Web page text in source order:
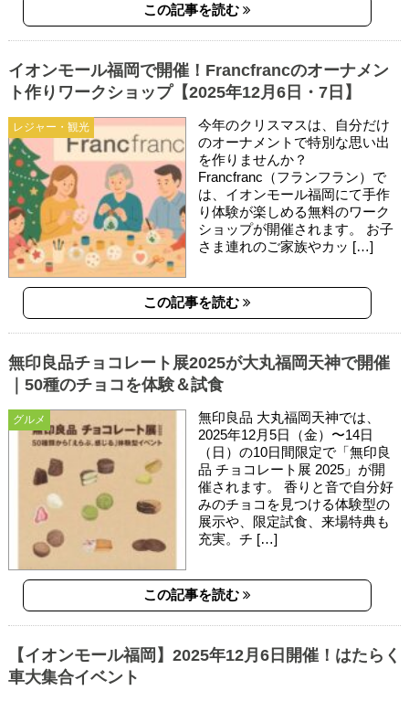
この記事を読む
レジャー・観光
イオンモール福岡で開催！Francfrancのオーナメン
ト作りワークショップ【2025年12月6日・7日】
今年のクリスマスは、自分だけ
のオーナメントで特別な思い出
を作りませんか？
Francfranc（フランフラン）で
は、イオンモール福岡にて手作
り体験が楽しめる無料のワーク
ショップが開催されます。 お子
さま連れのご家族やカッ […]
この記事を読む
グルメ
無印良品チョコレート展2025が大丸福岡天神で開催
｜50種のチョコを体験＆試食
無印良品 大丸福岡天神では、
2025年12月5日（金）〜14日
（日）の10日間限定で「無印良
品 チョコレート展 2025」が開
催されます。 香りと音で自分好
みのチョコを見つける体験型の
展示や、限定試食、来場特典も
充実。チ […]
この記事を読む
【イオンモール福岡】2025年12月6日開催！はたらく
車大集合イベント